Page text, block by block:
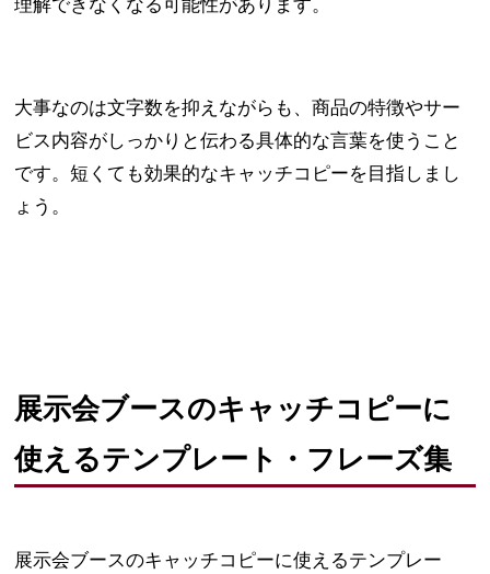
理解できなくなる可能性があります。
大事なのは文字数を抑えながらも、商品の特徴やサー
ビス内容がしっかりと伝わる具体的な言葉を使うこと
です。短くても効果的なキャッチコピーを目指しまし
ょう。
展示会ブースのキャッチコピーに
使えるテンプレート・フレーズ集
展示会ブースのキャッチコピーに使えるテンプレー